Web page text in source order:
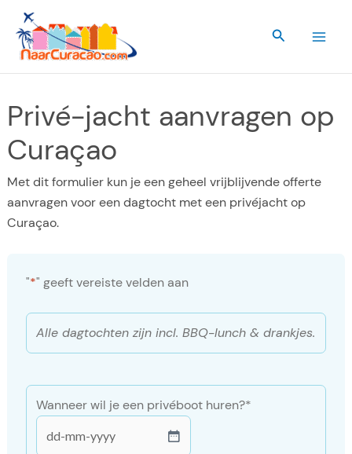
naar
inhoud
Zoeken
Privé-jacht aanvragen op
Curaçao
Met dit formulier kun je een geheel vrijblijvende offerte
aanvragen voor een dagtocht met een privéjacht op
Curaçao.
"*" geeft vereiste velden aan
Alle dagtochten zijn incl. BBQ-lunch & drankjes.
Wanneer wil je een privéboot huren?*
DD